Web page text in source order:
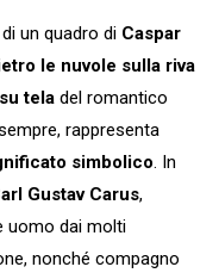
un quadro di Caspar
le nuvole sulla riva
tela del romantico
rappresenta
simbolico . In
Gustav Carus,
uomo dai molti
nonché compagno